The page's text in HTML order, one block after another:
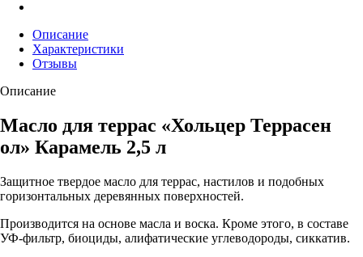
Описание
Характеристики
Отзывы
Описание
Масло для террас «Хольцер Террасен
ол» Карамель 2,5 л
Защитное твердое масло для террас, настилов и подобных
горизонтальных деревянных поверхностей.
Производится на основе масла и воска. Кроме этого, в составе
УФ-фильтр, биоциды, алифатические углеводороды, сиккатив.